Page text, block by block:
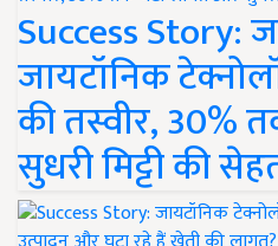
Success Story:
जायटॉनिक
की तस्वीर, 30%
सुधरी मिट्टी की